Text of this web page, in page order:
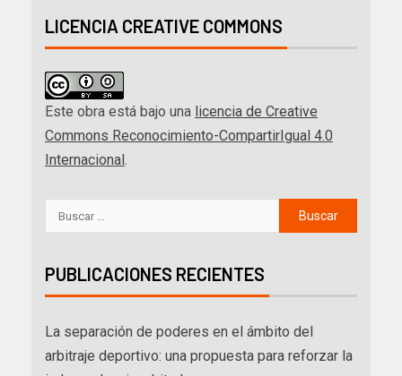
LICENCIA CREATIVE COMMONS
Este obra está bajo una licencia de Creative
Commons Reconocimiento-CompartirIgual 4.0
Internacional.
PUBLICACIONES RECIENTES
La separación de poderes en el ámbito del
arbitraje deportivo: una propuesta para reforzar la